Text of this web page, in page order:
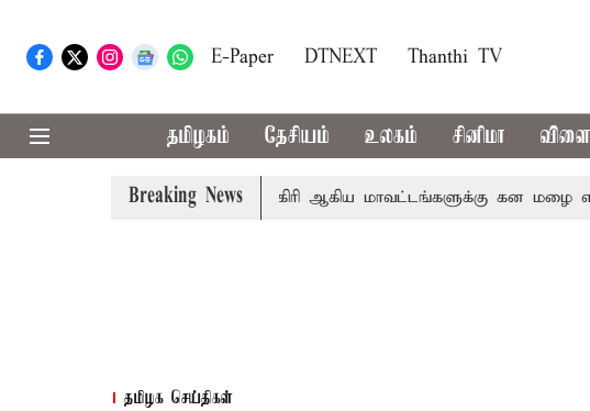
E-Paper DTNEXT Thanthi TV
தமிழகம் தேசியம் உலகம் சினிமா
Breaking News
கோவை, தேனி,நீலகிரி ஆகிய மாவட்டங்களுக்கு கன மழை எச்சரிக்கை
தமிழக செய்திகள்